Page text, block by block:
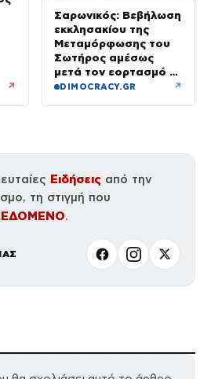
↗
Σαρωνικός: Βεβήλωση
εκκλησακίου της
Μεταμόρφωσης του
Σωτήρος αμέσως
μετά τον εορτασμό –
Έσπασαν εικόνες στην
DIMOCRACY.GR ↗
Ειδήσεις από την
τη στιγμή που
.